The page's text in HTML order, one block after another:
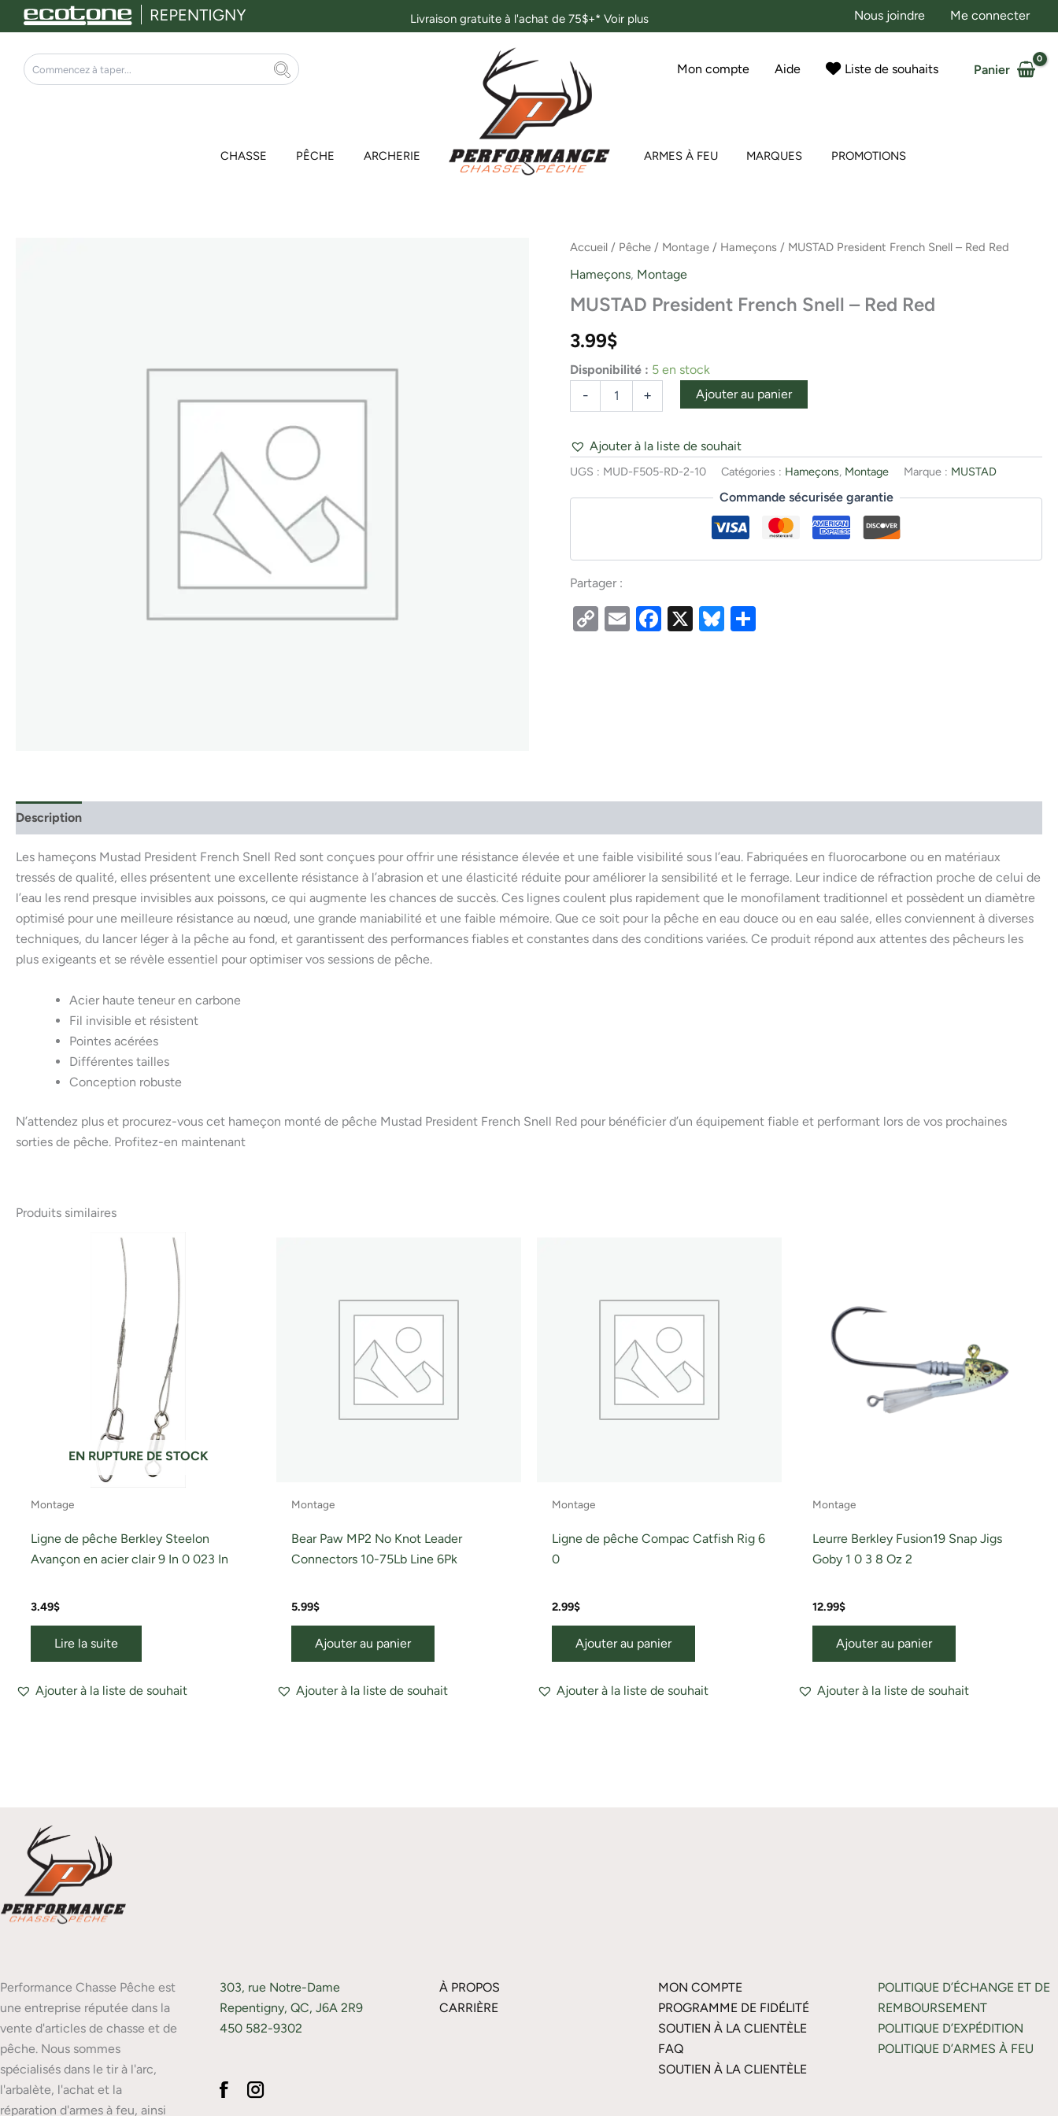
Aller
au
contenu
Livraison gratuite à l'achat de 75$+* Voir plus Nous joindre Me connecter
Rechercher
Mon compte Aide Liste de souhaits Panier
CHASSE PÊCHE ARCHERIE ARMES À FEU MARQUES PROMOTIONS
Accueil / Pêche / Montage / Hameçons / MUSTAD President French Snell – Red Red
Hameçons, Montage
MUSTAD President French Snell – Red Red
3.99$
Disponibilité : 5 en stock
-
quantité
MUSTAD
French
-
Red
+ Ajouter au panier
Ajouter à la liste de souhait
UGS : MUD-F505-RD-2-10 Catégories : Hameçons, Montage Marque : MUSTAD
Commande sécurisée garantie
Partager :
CopyEmailFacebook
X Bluesky
Description
Les hameçons Mustad President French Snell Red sont conçues pour offrir une résistance élevée et une faible visibilité sous l’eau. Fabriquées en fluorocarbone ou en matériaux
tressés de qualité, elles présentent une excellente résistance à l’abrasion et une élasticité réduite pour améliorer la sensibilité et le ferrage. Leur indice de réfraction proche de celui de
l’eau les rend presque invisibles aux poissons, ce qui augmente les chances de succès. Ces lignes coulent plus rapidement que le monofilament traditionnel et possèdent un diamètre
optimisé pour une meilleure résistance au nœud, une grande maniabilité et une faible mémoire. Que ce soit pour la pêche en eau douce ou en eau salée, elles conviennent à diverses
techniques, du lancer léger à la pêche au fond, et garantissent des performances fiables et constantes dans des conditions variées. Ce produit répond aux attentes des pêcheurs les
plus exigeants et se révèle essentiel pour optimiser vos sessions de pêche.
Acier haute teneur en carbone
Fil invisible et résistent
Pointes acérées
Différentes tailles
Conception robuste
N’attendez plus et procurez-vous cet hameçon monté de pêche Mustad President French Snell Red pour bénéficier d’un équipement fiable et performant lors de vos prochaines
sorties de pêche. Profitez-en maintenant
Produits similaires
EN RUPTURE DE STOCK
Montage
Ligne de pêche Berkley Steelon
Avançon en acier clair 9 In 0 023 In
3.49$
Lire la suite
Ajouter à la liste de souhait
Montage
Bear Paw MP2 No Knot Leader
Connectors 10-75Lb Line 6Pk
5.99$
Ajouter au panier
Ajouter à la liste de souhait
Montage
Ligne de pêche Compac Catfish Rig 6
0
2.99$
Ajouter au panier
Ajouter à la liste de souhait
Montage
Leurre Berkley Fusion19 Snap Jigs
Goby 1 0 3 8 Oz 2
12.99$
Ajouter au panier
Ajouter à la liste de souhait
Performance Chasse Pêche est
une entreprise réputée dans la
vente d'articles de chasse et de
pêche. Nous sommes
spécialisés dans le tir à l'arc,
l'arbalète, l'achat et la
réparation d'armes à feu, ainsi
303, rue Notre-Dame
Repentigny, QC, J6A 2R9
450 582-9302
À PROPOS
CARRIÈRE
MON COMPTE
PROGRAMME DE FIDÉLITÉ
SOUTIEN À LA CLIENTÈLE
FAQ
SOUTIEN À LA CLIENTÈLE
POLITIQUE D’ÉCHANGE ET DE
REMBOURSEMENT
POLITIQUE D’EXPÉDITION
POLITIQUE D’ARMES À FEU